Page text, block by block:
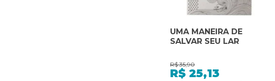
UMA MANEIRA DE
SALVAR SEU LAR
R$ 35,90
R$ 25,13